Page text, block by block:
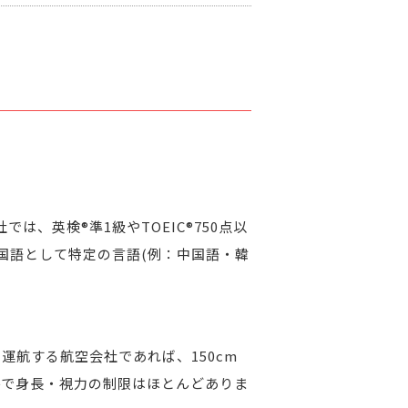
は、英検®準1級やTOEIC®750点以
語として特定の言語(例：中国語・韓
航する航空会社であれば、150cm
身長・視力の制限はほとんどありま